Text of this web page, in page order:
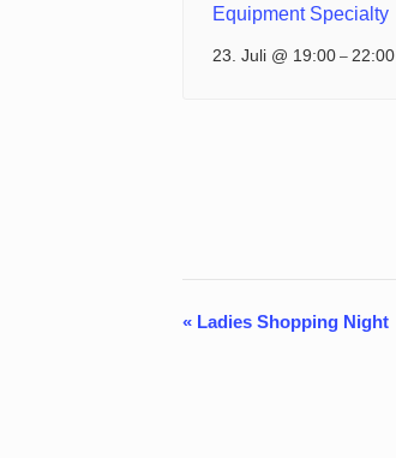
Equipment Specialty
23. Juli @ 19:00 – 22:00
Veranstaltung-
« Ladies Shopping Night